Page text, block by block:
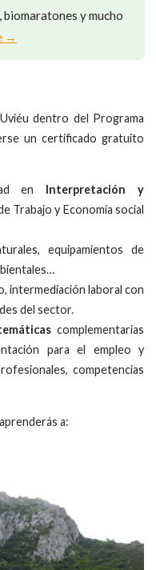
y mucho
→
dentro del Programa
un certificado gratuito
en
Interpretación y
Trabajo y Economía social
equipamientos de
intermediación laboral con
del sector.
complementarias
para el empleo y
competencias
a: